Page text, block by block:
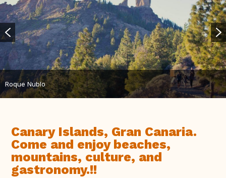
Roque Nublo
Canary Islands, Gran Canaria.
Come and enjoy beaches,
mountains, culture, and
gastronomy.!!